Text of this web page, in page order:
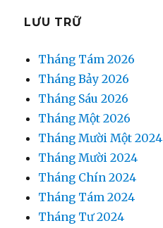
LƯU TRỮ
Tháng Tám 2026
Tháng Bảy 2026
Tháng Sáu 2026
Tháng Một 2026
Tháng Mười Một 2024
Tháng Mười 2024
Tháng Chín 2024
Tháng Tám 2024
Tháng Tư 2024